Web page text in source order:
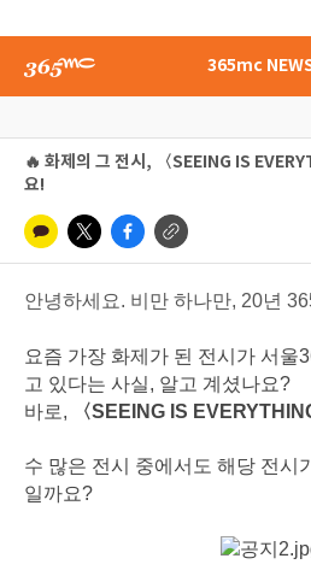
365mc
🔥 화제의 그 전시, 〈SEEING IS
요!
안녕하세요. 비만 하나만, 20년
요즘 가장 화제가 된 전시가 서울
고 있다는 사실, 알고 계셨나요?
바로,
〈SEEING IS
수 많은 전시 중에서도 해당 전시
일까요?